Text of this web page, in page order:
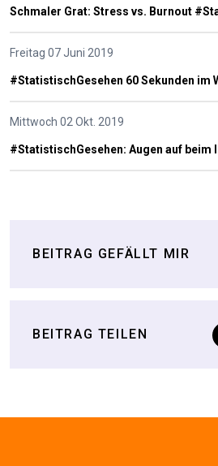
Schmaler Grat: Stress vs. Burnout
Freitag 07 Juni 2019
#StatistischGesehen 60 Sekunden im
Mittwoch 02 Okt. 2019
#Statistisch­Gesehen: Augen auf beim
BEITRAG GEFÄLLT MIR
BEITRAG TEILEN